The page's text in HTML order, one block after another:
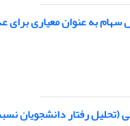
به عنوان معیاری برای
رفتار دانشجویان